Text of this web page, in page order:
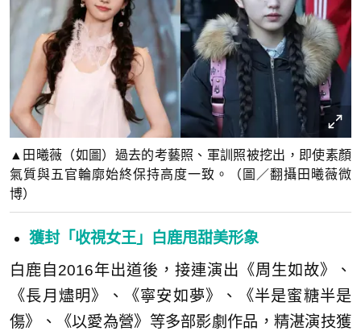
▲田曦薇（如圖）過去的考藝照、軍訓照被挖出，即使素顏
氣質與五官輪廓始終保持高度一致。（圖／翻攝田曦薇微
博）
獲封「收視女王」白鹿甩甜美形象
白鹿自2016年出道後，接連演出《周生如故》、
《長月燼明》、《寧安如夢》、《半是蜜糖半是
傷》、《以愛為營》等多部影劇作品，精湛演技獲